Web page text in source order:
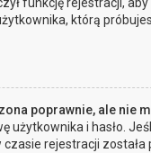
którą
poprawnie, ale nie
użytkownika i hasło.
czasie rejestracji